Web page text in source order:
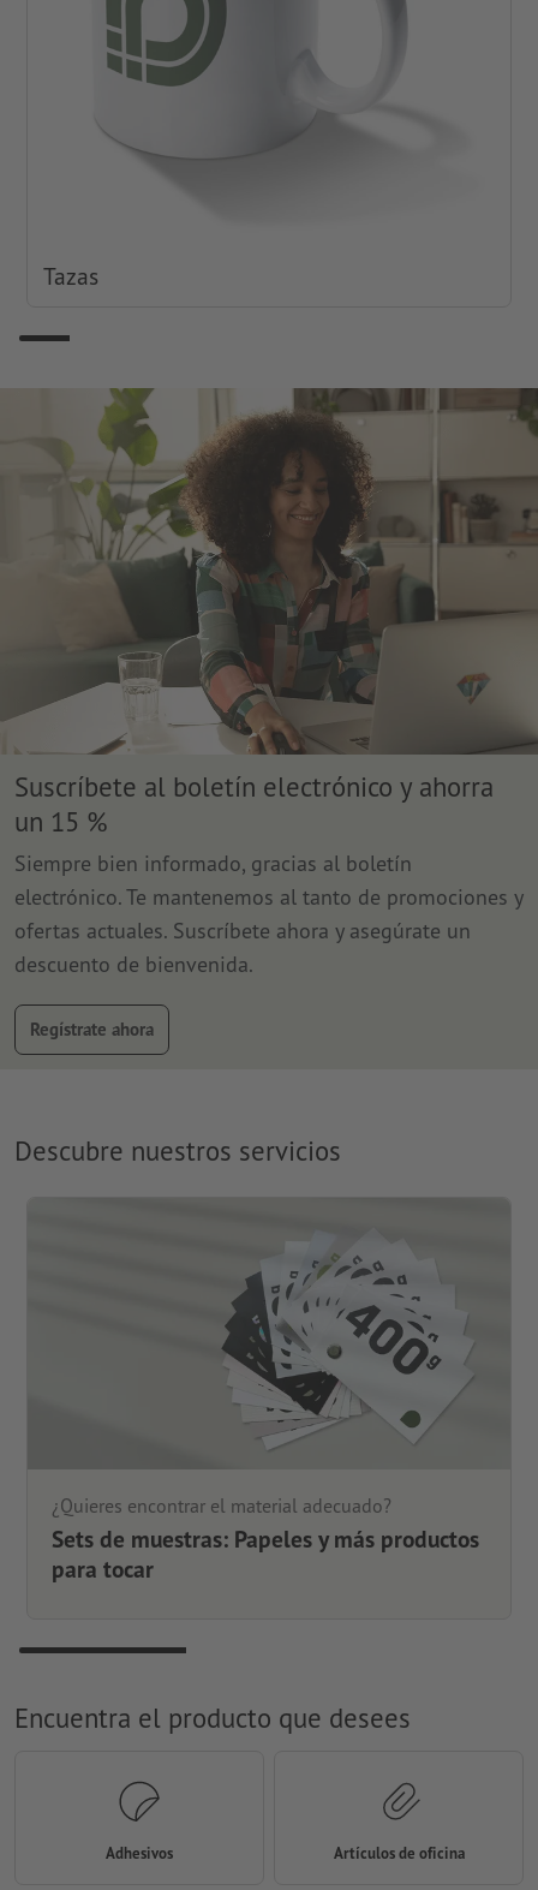
Tazas
Suscríbete al boletín electrónico y ahorra
un 15 %
Siempre bien informado, gracias al boletín
electrónico. Te mantenemos al tanto de promociones y
ofertas actuales. Suscríbete ahora y asegúrate un
descuento de bienvenida.
Regístrate ahora
Descubre nuestros servicios
¿Quieres encontrar el material adecuado?
Sets de muestras: Papeles y más productos
para tocar
Encuentra el producto que desees
Adhesivos Artículos de oficina